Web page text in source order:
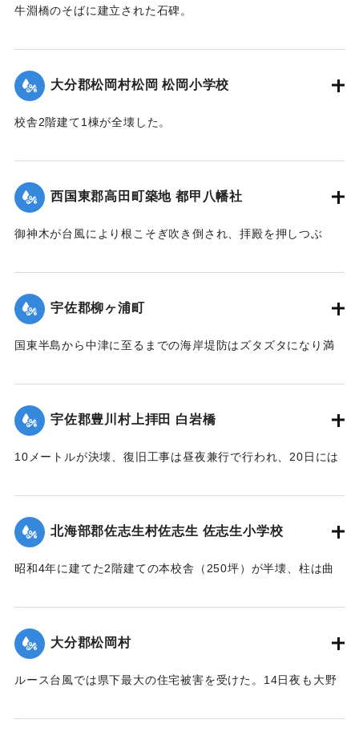
牛淵橋のそばに建立された石碑。
側にある沖地区と北山地区の交通が寸断された。
その後、新たな橋が架けられたことを記念し、通行人に伝え
るためにこの位置に石碑が建立された。
り、ルース台風後に架けられた橋がそのまま使われている。
牛淵橋由来
此橋ノ下流約四丁許ノ䖏ニ梁瀬ノ渡リガアル古来土橋ヲ架ケ
以
ト
モナレバ一掃ノ災禍ヲ受ケ人馬共ニ徒渉ノ難渋ヲ喫スルコト
幾
ル
私財ヲ醵出位置ヲ再ビ此䖏ニ擇ビ石橋ヲ架設永遠ノ計ヲ為シ
稍
々安堵セルモ去昭和二十六年ノルース台風ノ際一瞬ニシテ流
途ノ光明ハ完全ニ消滅シテ仕舞タノテアル 時ノ両川村長権
保馬氏ト両川村議會長安部邦夫氏ノ聡明ト侠氣トハ快ク地元
数
十万圓ノ巨費ヲ投ジ着工数ヶ月ニシテ縣北屈指ノ雄大堅牢ヲ
大分郡松岡村松岡 松岡小学校
校舎2階建て1棟が全壊した。
｜固有コード: 005200122
西国東郡高田町築地 都甲八幡社
御神木が台風により根こそぎ吹き倒され、拝殿を押しつぶ
｜固有コード:
宇佐郡柳ヶ浦町
国東半島から中津に至るまでの海岸堤防はズタズタになり満
5か所、計750メートル、中堤防18か所、約450メートルが決
壊した。この場所は海岸堤防からは海水、中堤防からは駅館
川の水が流入し農家の人を悩ませた。16日には農家でない人
宇佐郡豊川村上拝田 白岩橋
10メートルが決壊、復旧工事は昼夜兼行で行われ、20日には
｜固有コード:
北海部郡佐志生村佐志生 佐志生小学校
昭和4年に建てた2階建ての本校舎（250坪）が半壊、柱は曲
全部使用不能に陥り、420名の生徒は教室を失ってしまった。
緊急臨時村議会の結果、割合損害の少ない2階建ての講堂兼教
室に1年2学級と6年2学級を収容、他の8学級300名を桑原、目
したが生徒が多数のため机を入れることもできず、板の間に
大分郡松岡村
ルース台風では県下最大の住宅被害を受けた。14日夜も大野
れ被害のひどかった松岡、菰田集落ではわずか9戸のうち住宅